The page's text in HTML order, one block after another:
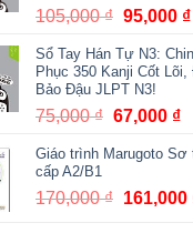
105,000₫ Giá
là:
105,000
95,000 ₫
Sổ Tay Hán Tự N3:
Phục 350 Kanji Cốt Lõi,
Bảo Đậu JLPT N3!
75,000₫ Giá
là:
67,000 ₫
Giáo trình Marugoto Sơ
cấp A2/B1
170,000₫ Giá
161,000